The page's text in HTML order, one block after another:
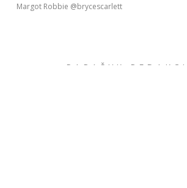
Margot Robbie @brycescarlett
PARAŠYK